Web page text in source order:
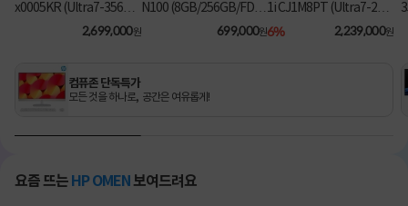
x0005KR (Ultra7-356H/
16GB/1TB/Win11Hom
2,699,000원
N100 (8GB/256GB/FD)
[기본제품]
699,000원
1i CJ1M8PT (Ultra7-26
5/8GB/512GB/Win11Pr
6% 2,239,000원
컴퓨존 단독특가
모든 것을 하나로, 공간은 여유롭게!
요즘 뜨는 HP OMEN 보여드려요